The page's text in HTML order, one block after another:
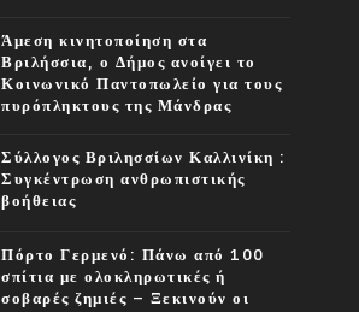
Άμεση κινητοποίηση στα
Βριλήσσια, ο Δήμος ανοίγει το
Κοινωνικό Παντοπωλείο για τους
πυρόπληκτους της Μάνδρας
Σύλλογος Βριλησσίων Καλλινίκη :
Συγκέντρωση ανθρωπιστικής
βοήθειας
Πόρτο Γερμενό: Πάνω από 100
σπίτια με ολοκληρωτικές ή
σοβαρές ζημιές – Ξεκινούν οι